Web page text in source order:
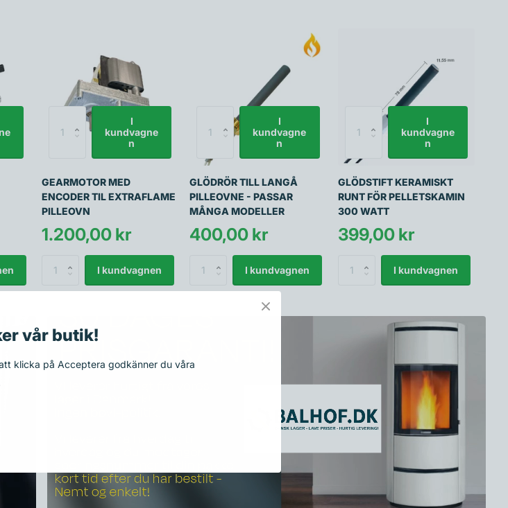
I
kundvagne
n
GEARMOTOR MED
ENCODER TIL EXTRAFLAME
PILLEOVN
1.200,00 kr
I kundvagnen
I
kundvagne
n
GLÖDRÖR TILL LANGÅ
PILLEOVNE - PASSAR
MÅNGA MODELLER
400,00 kr
I kundvagnen
I
kundvagne
n
GLÖDSTIFT KERAMISKT
RUNT FÖR PELLETSKAMIN
300 WATT
399,00 kr
I kundvagnen
vår butik!
klicka på Acceptera godkänner du våra